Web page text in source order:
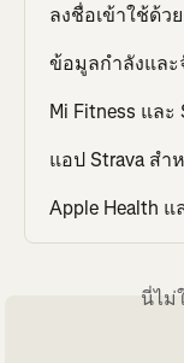
ลงชื่อเข้าใช้ด้ว
ข้อมูลกำลังและ
Mi Fitness และ
แอป Strava สำ
Apple Health แ
นี่ไม่